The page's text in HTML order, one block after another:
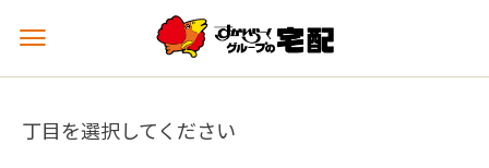
メ
ュ
を
丁目を選択してください